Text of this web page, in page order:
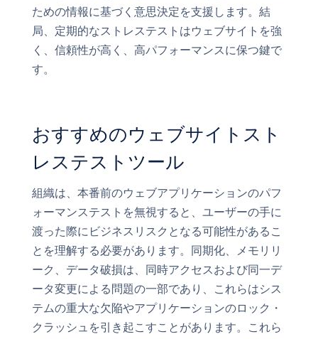
ための情報に基づく意思決定を支援します。結
局、定期的なストレステストはウェブサイトを強
く、信頼性が高く、高パフォーマンスに保つ鍵で
す。
おすすめのウェブサイトスト
レステストツール
組織は、本番前のウェブアプリケーションのパフ
ォーマンステストを無視すると、ユーザーの手に
渡った際にビジネスリスクとなる可能性があるこ
とを理解する必要があります。同期化、メモリリ
ーク、データ破損は、同時アクセスおよび同一デ
ータ変更による問題の一部であり、これらはシス
テムの重大な欠陥やアプリケーションのロック・
クラッシュを引き起こすことがあります。これら